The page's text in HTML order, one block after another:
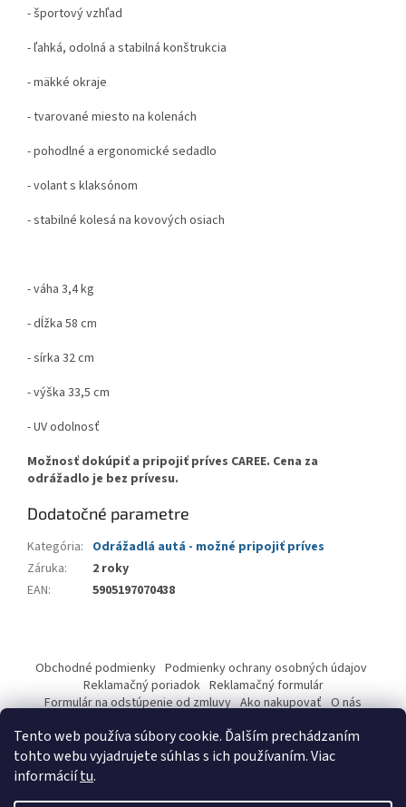
Tento web používa súbory cookie. Ďalším prechádzaním
tohto webu vyjadrujete súhlas s ich používaním. Viac
informáciítu.
- športový vzhľad
- ľahká, odolná a stabilná konštrukcia
- mäkké okraje
- tvarované miesto na kolenách
- pohodlné a ergonomické sedadlo
- volant s klaksónom
- stabilné kolesá na kovových osiach
- váha 3,4 kg
- dĺžka 58 cm
- sírka 32 cm
- výška 33,5 cm
- UV odolnosť
Možnosť dokúpiť a pripojiť príves CAREE. Cena za
odrážadlo je bez prívesu.
Dodatočné parametre
Kategória: Odrážadlá autá - možné pripojiť príves
Záruka:
2 roky
EAN: 5905197070438
ä
Obchodné podmienky Podmienky ochrany osobných údajov
Reklamačný poriadok Reklamačný formulár
Formulár na odstúpenie od zmluvy Ako nakupovať O nás